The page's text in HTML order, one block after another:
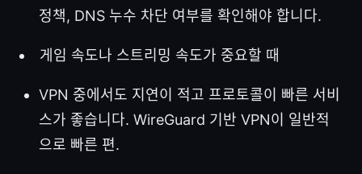
정책, DNS 누수 차단 여부를 확인해야 합니다.
게임 속도나 스트리밍 속도가 중요할 때
VPN 중에서도 지연이 적고 프로토콜이 빠른 서비
스가 좋습니다. WireGuard 기반 VPN이 일반적
으로 빠른 편.